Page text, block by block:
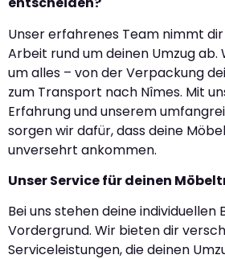
Unser erfahrenes Team nimmt
Arbeit rund um deinen Umzug ab.
um alles – von der Verpackung
zum Transport nach Nîmes. Mit
Erfahrung und unserem
sorgen wir dafür, dass deine
unversehrt ankommen.
Unser Service für deinen
Bei uns stehen deine individuellen
Vordergrund. Wir bieten dir
Serviceleistungen, die deinen